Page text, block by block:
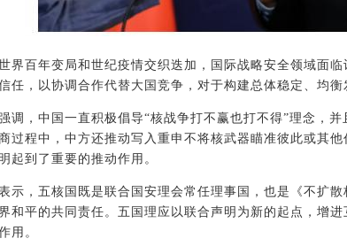
界百年变局和世纪疫情交织迭加，国际战略安全领域面
任，以协调合作代替大国竞争，对于构建总体稳定、均衡
调，中国一直积极倡导“核战争打不赢也打不得”理念，
过程中，中方还推动写入重申不将核武器瞄准彼此或其
起到了重要的推动作用。
示，五核国既是联合国安理会常任理事国，也是《不扩
和平的共同责任。五国理应以联合声明为新的起点，增
用。